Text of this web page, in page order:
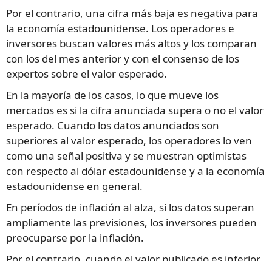
Por el contrario, una cifra más baja es negativa para
la economía estadounidense. Los operadores e
inversores buscan valores más altos y los comparan
con los del mes anterior y con el consenso de los
expertos sobre el valor esperado.
En la mayoría de los casos, lo que mueve los
mercados es si la cifra anunciada supera o no el valor
esperado. Cuando los datos anunciados son
superiores al valor esperado, los operadores lo ven
como una señal positiva y se muestran optimistas
con respecto al dólar estadounidense y a la economía
estadounidense en general.
En períodos de inflación al alza, si los datos superan
ampliamente las previsiones, los inversores pueden
preocuparse por la inflación.